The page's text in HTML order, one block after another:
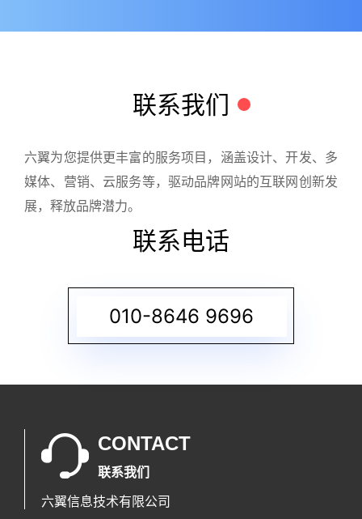
联系我们
六翼为您提供更丰富的服务项目，涵盖设计、开发、多
媒体、营销、云服务等，驱动品牌网站的互联网创新发
展，释放品牌潜力。
联系电话
010-8646 9696
CONTACT
联系我们
六翼信息技术有限公司